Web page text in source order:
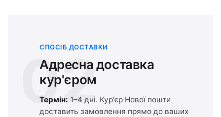
02
СПОСІБ ДОСТАВКИ
Адресна доставка
кур'єром
Термін: 1–4 дні. Кур'єр Нової пошти
доставить замовлення прямо до ваших